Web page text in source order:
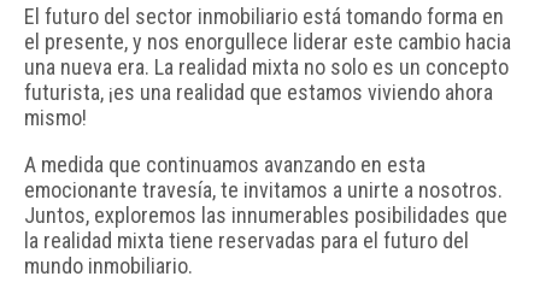
El futuro del sector inmobiliario está tomando forma en
el presente, y nos enorgullece liderar este cambio hacia
una nueva era. La realidad mixta no solo es un concepto
futurista, ¡es una realidad que estamos viviendo ahora
mismo!
A medida que continuamos avanzando en esta
emocionante travesía, te invitamos a unirte a nosotros.
Juntos, exploremos las innumerables posibilidades que
la realidad mixta tiene reservadas para el futuro del
mundo inmobiliario.